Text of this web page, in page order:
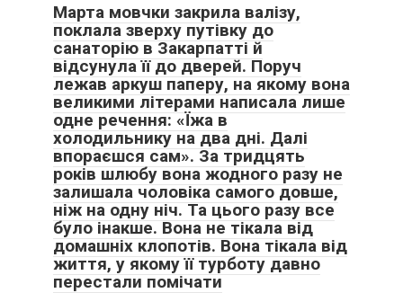
Марта мовчки закрила валізу,
поклала зверху путівку до
санаторію в Закарпатті й
відсунула її до дверей. Поруч
лежав аркуш паперу, на якому вона
великими літерами написала лише
одне речення: «Їжа в
холодильнику на два дні. Далі
впораєшся сам». За тридцять
років шлюбу вона жодного разу не
залишала чоловіка самого довше,
ніж на одну ніч. Та цього разу все
було інакше. Вона не тікала від
домашніх клопотів. Вона тікала від
життя, у якому її турботу давно
перестали помічати